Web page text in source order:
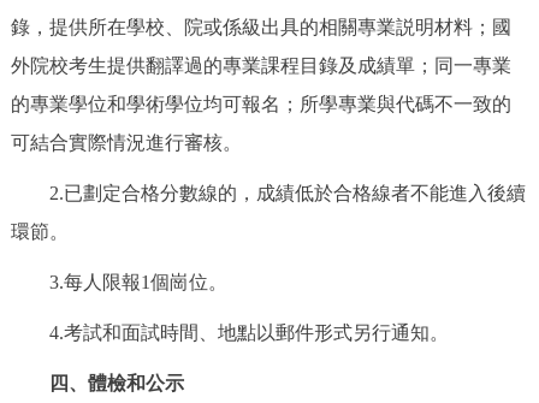
錄，提供所在學校、院或係級出具的相關專業説明材料；國
外院校考生提供翻譯過的專業課程目錄及成績單；同一專業
的專業學位和學術學位均可報名；所學專業與代碼不一致的
可結合實際情況進行審核。
2.已劃定合格分數線的，成績低於合格線者不能進入後續
環節。
3.每人限報1個崗位。
4.考試和面試時間、地點以郵件形式另行通知。
四、體檢和公示